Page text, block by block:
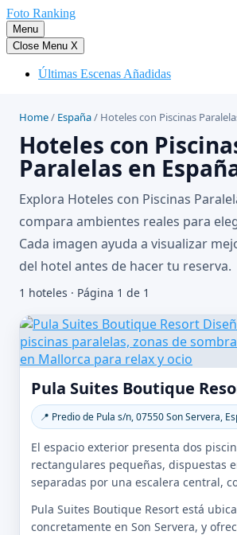
Saltar
al
contenido
Foto Ranking
Menu
Close Menu X
Últimas Escenas Añadidas
Home/ España/ Hoteles con Piscinas
Hoteles con
Paralelas en
Explora Hoteles con Piscinas
compara ambientes reales para
Cada imagen ayuda a visualizar
del hotel antes de hacer tu reserva.
1 hoteles · Página 1 de 1
Pula Suites Boutique
📍 Predio de Pula s/n, 07550 Son Servera,
El espacio exterior presenta dos
rectangulares pequeñas, dispuestas
separadas por una escalera central,
Pula Suites Boutique Resort está
concretamente en Son Servera, y